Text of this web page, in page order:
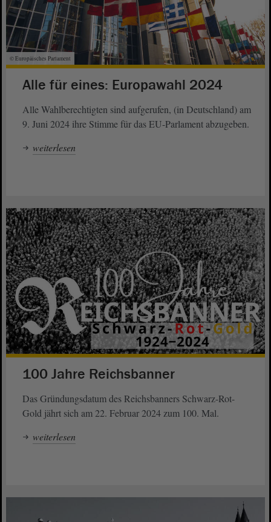
© Europäisches Parlament
Alle für eines: Europawahl 2024
Alle Wahlberechtigten sind aufgerufen, (in Deutschland) am
9. Juni 2024 ihre Stimme für das EU-Parlament abzugeben.
weiterlesen
100 Jahre Reichsbanner
Das Gründungsdatum des Reichsbanners Schwarz-Rot-
Gold jährt sich am 22. Februar 2024 zum 100. Mal.
weiterlesen